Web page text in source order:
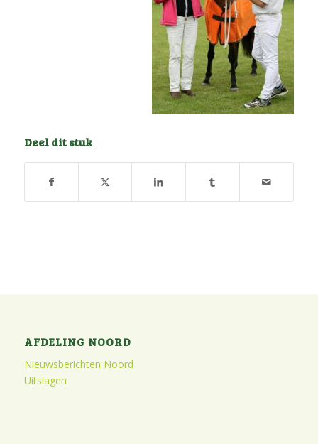
Deel dit stuk
AFDELING NOORD
Nieuwsberichten Noord
Uitslagen